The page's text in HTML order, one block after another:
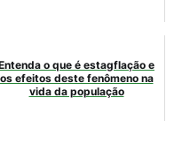
o que é estagflação e
os efeitos deste fenômeno na
vida da população